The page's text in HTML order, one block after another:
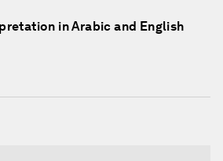
in Arabic and English